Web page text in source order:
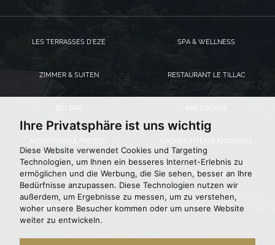
Ihre Privatsphäre ist uns wichtig
Diese Website verwendet Cookies und Targeting
Technologien, um Ihnen ein besseres Internet-Erlebnis zu
ermöglichen und die Werbung, die Sie sehen, besser an Ihre
Bedürfnisse anzupassen. Diese Technologien nutzen wir
außerdem, um Ergebnisse zu messen, um zu verstehen,
woher unsere Besucher kommen oder um unsere Website
weiter zu entwickeln.
LES TERRASSES D’EZE SPA & WELLNESS
ZIMMER & SUITEN RESTAURANT LE TILLAC
SEMINARE & EMPFÄNGE FOTOGALERIE
ANFAHRT & KONTAKT RESERVIERUNG